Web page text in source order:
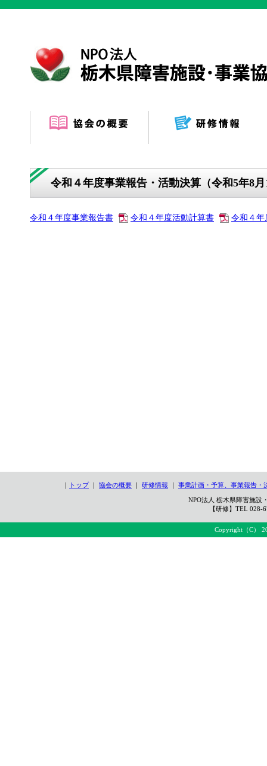
令和４年度事業報告・活動決算（令和5年8
令和４年度事業報告書 令和４年度活動計算書 令和４年
｜ トップ｜ 協会の概要 ｜ 研修情報 ｜ 事業計画・予算、事業報告・
NPO法人 栃木県障害施
【研修】TEL
Copyright（C）